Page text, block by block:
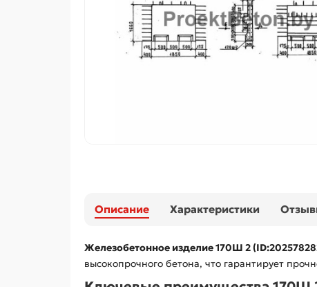
Описание Характеристики
Железобетонное изделие 170Ш 2
высокопрочного бетона, что гарантирует